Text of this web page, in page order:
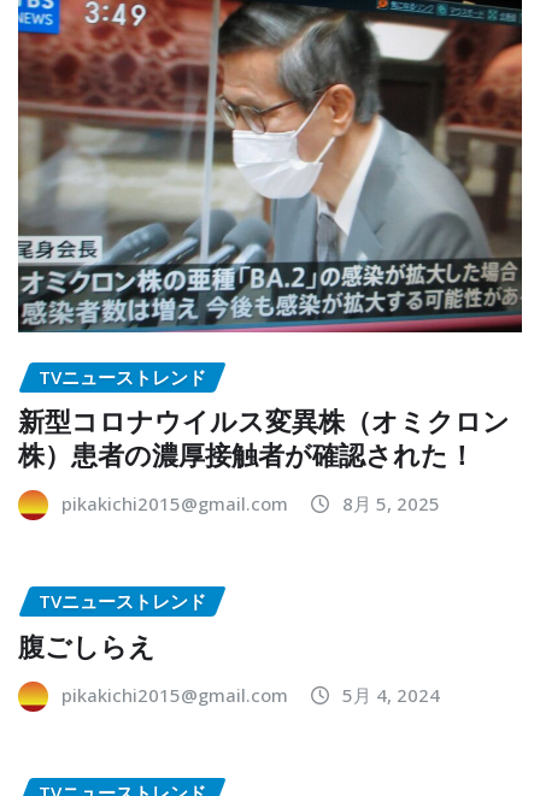
TVニューストレンド
新型コロナウイルス変異株（オミクロン
株）患者の濃厚接触者が確認された！
pikakichi2015@gmail.com 8月 5, 2025
TVニューストレンド
腹ごしらえ
pikakichi2015@gmail.com 5月 4, 2024